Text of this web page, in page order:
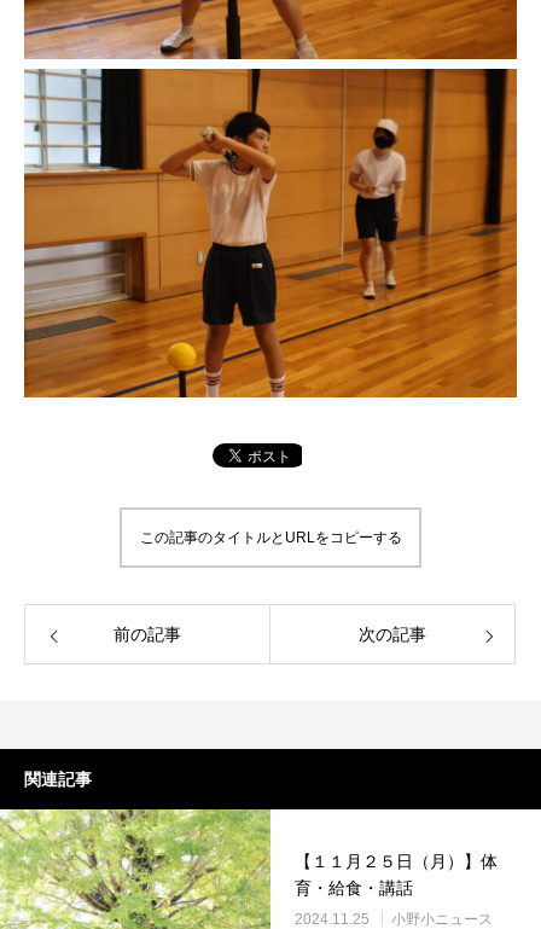
この記事のタイトルとURLをコピーする
前の記事 次の記事
関連記事
【１１月２５日（月）】体
育・給食・講話
2024.11.25 小野小ニュース